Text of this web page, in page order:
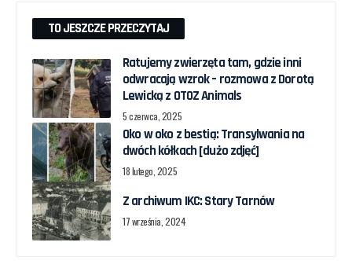
TO JESZCZE PRZECZYTAJ
Ratujemy zwierzęta tam, gdzie inni
odwracają wzrok – rozmowa z Dorotą
Lewicką z OTOZ Animals
5 czerwca, 2025
Oko w oko z bestią: Transylwania na
dwóch kółkach [dużo zdjęć]
18 lutego, 2025
Z archiwum IKC: Stary Tarnów
17 września, 2024